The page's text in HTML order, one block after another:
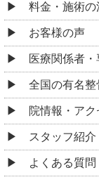
料金・施術の
お客様の声
医療関係者
全国の有名
院情報・アク
スタッフ紹介
よくある質問